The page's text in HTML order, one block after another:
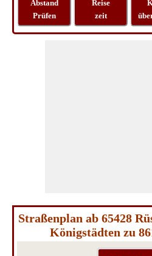
Abstand
Prüfen
Reise
zeit
Straßenplan ab 65428
Königstädten zu